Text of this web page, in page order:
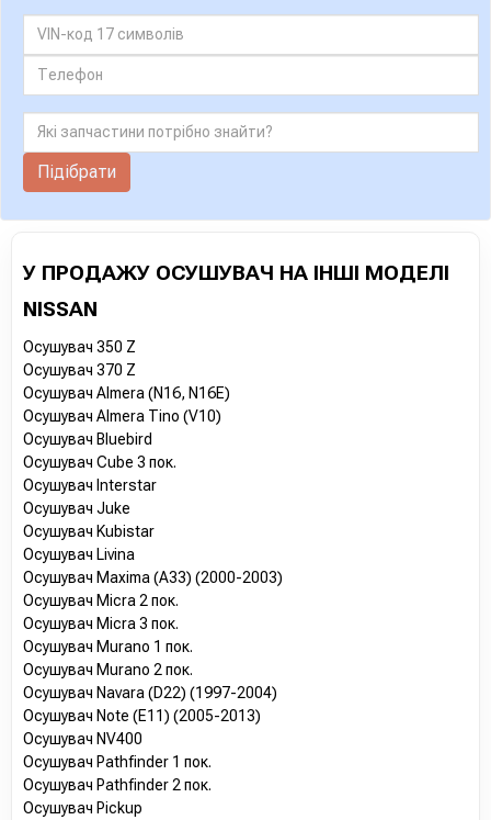
Підібрати
У ПРОДАЖУ ОСУШУВАЧ НА ІНШІ МОДЕЛІ
NISSAN
Осушувач 350 Z
Осушувач 370 Z
Осушувач Almera (N16, N16E)
Осушувач Almera Tino (V10)
Осушувач Bluebird
Осушувач Cube 3 пок.
Осушувач Interstar
Осушувач Juke
Осушувач Kubistar
Осушувач Livina
Осушувач Maxima (A33) (2000-2003)
Осушувач Micra 2 пок.
Осушувач Micra 3 пок.
Осушувач Murano 1 пок.
Осушувач Murano 2 пок.
Осушувач Navara (D22) (1997-2004)
Осушувач Note (E11) (2005-2013)
Осушувач NV400
Осушувач Pathfinder 1 пок.
Осушувач Pathfinder 2 пок.
Осушувач Pickup